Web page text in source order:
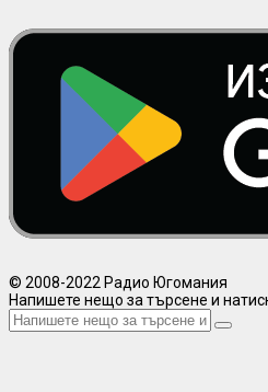
© 2008-2022 Радио Югомания
Напишете нещо за търсене и